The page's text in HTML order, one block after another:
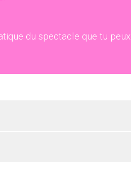
du spectacle que tu peux